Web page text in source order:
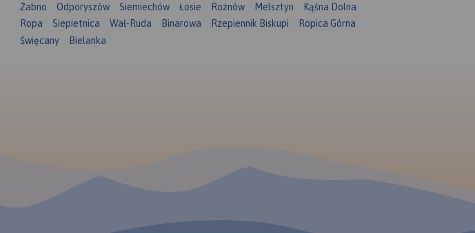
Żabno
Odporyszów Siemiechów Łosie Rożnów Melsztyn
Kąśna Dolna
Ropa
Siepietnica Wał-Ruda Binarowa Rzepiennik Biskupi
Ropica Górna
Święcany
Bielanka